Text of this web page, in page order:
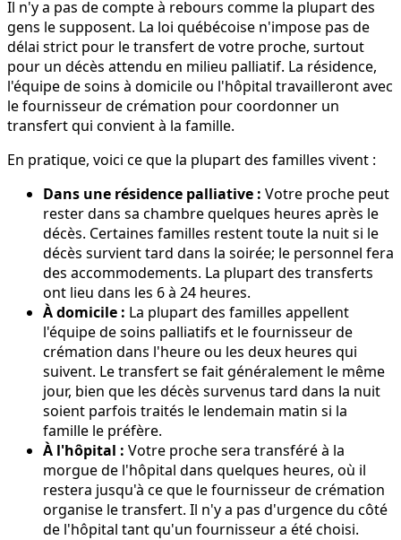
Il n'y a pas de compte à rebours comme la plupart des
gens le supposent. La loi québécoise n'impose pas de
délai strict pour le transfert de votre proche, surtout
pour un décès attendu en milieu palliatif. La résidence,
l'équipe de soins à domicile ou l'hôpital travailleront avec
le fournisseur de crémation pour coordonner un
transfert qui convient à la famille.
En pratique, voici ce que la plupart des familles vivent :
Dans une résidence palliative : Votre proche peut
rester dans sa chambre quelques heures après le
décès. Certaines familles restent toute la nuit si le
décès survient tard dans la soirée; le personnel fera
des accommodements. La plupart des transferts
ont lieu dans les 6 à 24 heures.
À domicile : La plupart des familles appellent
l'équipe de soins palliatifs et le fournisseur de
crémation dans l'heure ou les deux heures qui
suivent. Le transfert se fait généralement le même
jour, bien que les décès survenus tard dans la nuit
soient parfois traités le lendemain matin si la
famille le préfère.
À l'hôpital : Votre proche sera transféré à la
morgue de l'hôpital dans quelques heures, où il
restera jusqu'à ce que le fournisseur de crémation
organise le transfert. Il n'y a pas d'urgence du côté
de l'hôpital tant qu'un fournisseur a été choisi.